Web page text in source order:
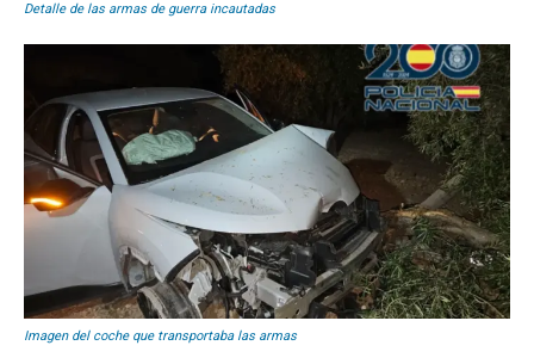
Detalle de las armas de guerra incautadas
Imagen del coche que transportaba las armas